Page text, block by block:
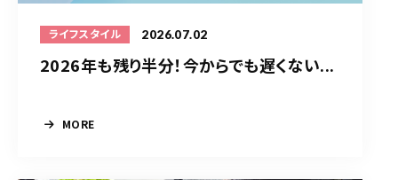
ライフスタイル 2026.07.02
2026年も残り半分！今からでも遅くない...
MORE